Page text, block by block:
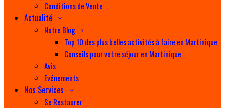
Conditions de Vente
Actualité
Notre Blog
Top 10 des plus belles activités à faire en Martinique
Conseils pour votre séjour en Martinique
Avis
Evénements
Nos Services
Se Restaurer